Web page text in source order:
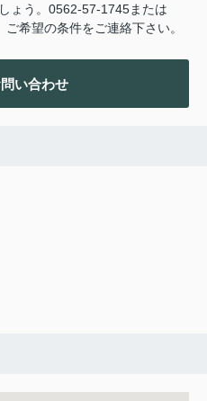
ょう。0562-57-1745または
希望の条件をご連絡下さい。
い合わせ